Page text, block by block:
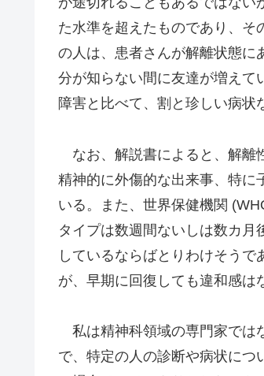
た水準を超えたものであり、そ
の人は、患者さんが解離状態に
分が知らない間に友達が増えて
障害と比べて、割と珍しい病状
なお、解説書によると、解離
精神的に外傷的な出来事、特に
いる。また、世界保健機関
タイプは数週間ないしは数カ
しているならばとりわけそう
が、早期に回復しても違和感は
私は精神科領域の専門家では
で、特定の人の診断や病状につ